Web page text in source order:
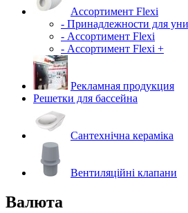
Ассортимент Flexi
- Принадлежности для
- Ассортимент Flexi
- Ассортимент Flexi +
Рекламная продукция
Решетки для бассейна
Сантехнічна кераміка
Вентиляційні клапани
Валюта